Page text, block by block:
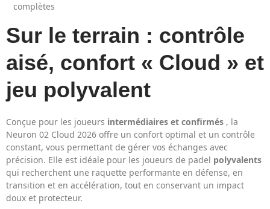
complètes
Sur le terrain : contrôle
aisé, confort « Cloud » et
jeu polyvalent
Conçue pour les joueurs intermédiaires et confirmés , la
Neuron 02 Cloud 2026 offre un confort optimal et un contrôle
constant, vous permettant de gérer vos échanges avec
précision. Elle est idéale pour les joueurs de padel polyvalents
qui recherchent une raquette performante en défense, en
transition et en accélération, tout en conservant un impact
doux et protecteur.